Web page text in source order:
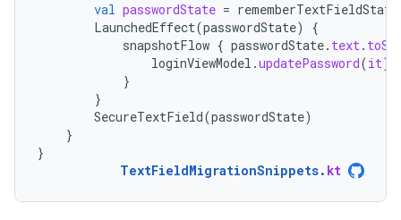
val passwordState = rememberTextFieldState
LaunchedEffect(passwordState)
{
snapshotFlow { passwordState. text.
loginViewModel .updatePassword(it)
}
}
SecureTextField(passwordState)
}
}
TextFieldMigrationSnippets. kt